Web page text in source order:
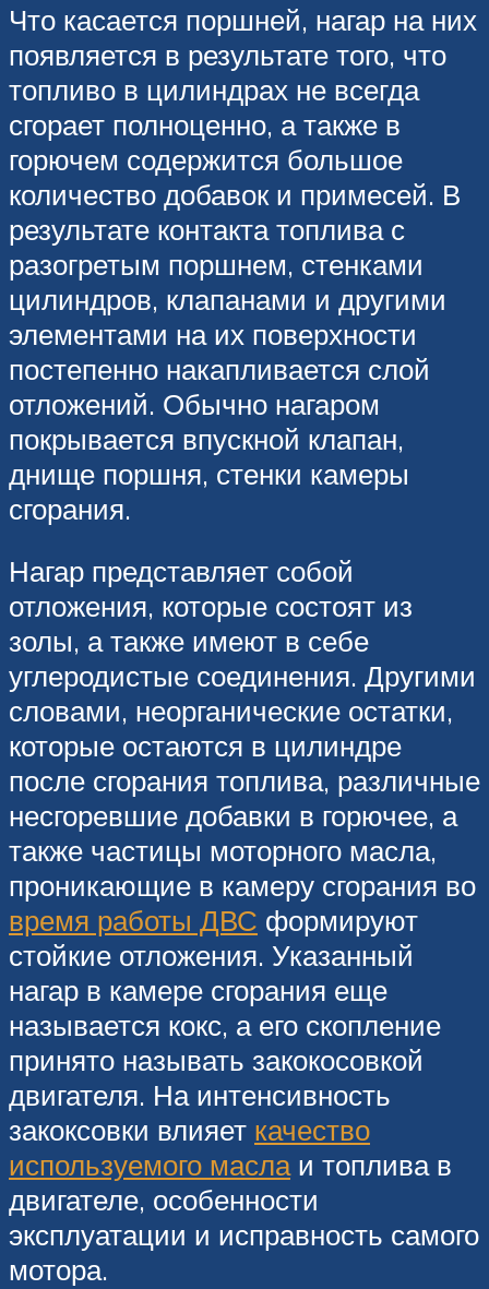
Что касается поршней, нагар на них
появляется в результате того, что
топливо в цилиндрах не всегда
сгорает полноценно, а также в
горючем содержится большое
количество добавок и примесей. В
результате контакта топлива с
разогретым поршнем, стенками
цилиндров, клапанами и другими
элементами на их поверхности
постепенно накапливается слой
отложений. Обычно нагаром
покрывается впускной клапан,
днище поршня, стенки камеры
сгорания.
Нагар представляет собой
отложения, которые состоят из
золы, а также имеют в себе
углеродистые соединения. Другими
словами, неорганические остатки,
которые остаются в цилиндре
после сгорания топлива, различные
несгоревшие добавки в горючее, а
также частицы моторного масла,
проникающие в камеру сгорания во
время работы ДВС формируют
стойкие отложения. Указанный
нагар в камере сгорания еще
называется кокс, а его скопление
принято называть закокосовкой
двигателя. На интенсивность
закоксовки влияет качество
используемого маслаи топлива в
двигателе, особенности
эксплуатации и исправность самого
мотора.